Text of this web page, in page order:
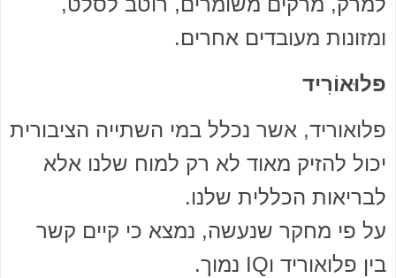
ומזונות מעובדים אחרים.
פלוּאוֹרִיד
פלואוריד, אשר נכלל במי השתייה הציבורית
יכול להזיק מאוד לא רק למוח שלנו אלא
לבריאות הכללית שלנו.
על פי מחקר שנעשה, נמצא כי קיים קשר
בין פלואוריד וIQ נמוך.